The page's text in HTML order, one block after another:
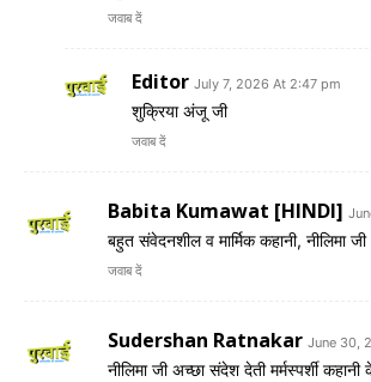
जवाब दें
Editor July 7, 2026 At 2:47 pm
शुक्रिया अंजू जी
जवाब दें
Babita Kumawat [HINDI]
बहुत संवेदनशील व मार्मिक कहानी, नीलिमा जी
जवाब दें
Sudershan Ratnakar June 30,
नीलिमा जी अच्छा संदेश देती मर्मस्पर्शी कहानी